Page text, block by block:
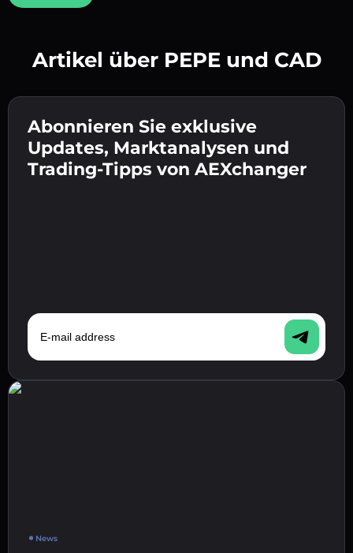
Gib deine Krypto-Wallet-Adresse ein 👉 fahre
mit dem nächsten Schritt fort.
Bestätige deine Identität 👉 fahre mit dem
letzten Schritt fort.
Sende die Einzahlung 👉 erhalte Krypto oder
Fiat in deiner Wallet.
Artikel über PEPE und CAD
Abonnieren Sie exklusive
Updates, Marktanalysen und
Trading-Tipps von AEXchanger
E-mail address
News